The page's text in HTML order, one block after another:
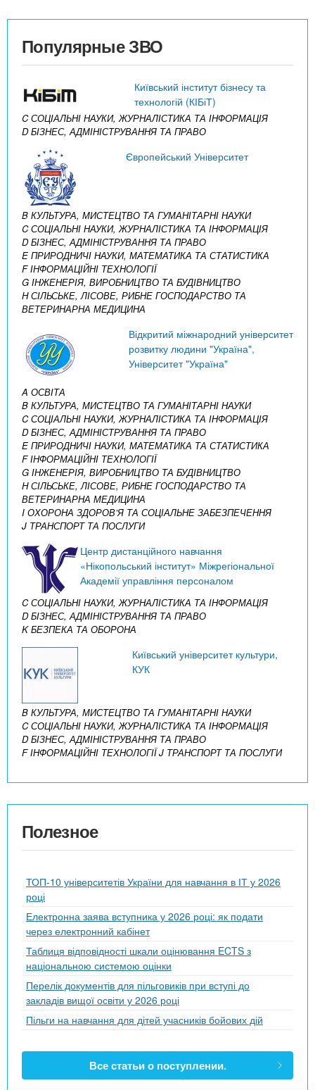
Популярные ЗВО
Київський інститут бізнесу та
технологій (КІБіТ)
C СОЦІАЛЬНІ НАУКИ, ЖУРНАЛІСТИКА ТА ІНФОРМАЦІЯ
D БІЗНЕС, АДМІНІСТРУВАННЯ ТА ПРАВО
Європейський Університет
B КУЛЬТУРА, МИСТЕЦТВО ТА ГУМАНІТАРНІ НАУКИ
C СОЦІАЛЬНІ НАУКИ, ЖУРНАЛІСТИКА ТА ІНФОРМАЦІЯ
D БІЗНЕС, АДМІНІСТРУВАННЯ ТА ПРАВО
E ПРИРОДНИЧІ НАУКИ, МАТЕМАТИКА ТА СТАТИСТИКА
F ІНФОРМАЦІЙНІ ТЕХНОЛОГІЇ
G ІНЖЕНЕРІЯ, ВИРОБНИЦТВО ТА БУДІВНИЦТВО
H СІЛЬСЬКЕ, ЛІСОВЕ, РИБНЕ ГОСПОДАРСТВО ТА
ВЕТЕРИНАРНА МЕДИЦИНА
Відкритий міжнародний університет
розвитку людини "Україна",
Університет "Україна"
A ОСВІТА
B КУЛЬТУРА, МИСТЕЦТВО ТА ГУМАНІТАРНІ НАУКИ
C СОЦІАЛЬНІ НАУКИ, ЖУРНАЛІСТИКА ТА ІНФОРМАЦІЯ
D БІЗНЕС, АДМІНІСТРУВАННЯ ТА ПРАВО
E ПРИРОДНИЧІ НАУКИ, МАТЕМАТИКА ТА СТАТИСТИКА
F ІНФОРМАЦІЙНІ ТЕХНОЛОГІЇ
G ІНЖЕНЕРІЯ, ВИРОБНИЦТВО ТА БУДІВНИЦТВО
H СІЛЬСЬКЕ, ЛІСОВЕ, РИБНЕ ГОСПОДАРСТВО ТА
ВЕТЕРИНАРНА МЕДИЦИНА
I ОХОРОНА ЗДОРОВ’Я ТА СОЦІАЛЬНЕ ЗАБЕЗПЕЧЕННЯ
J ТРАНСПОРТ ТА ПОСЛУГИ
Центр дистанційного навчання
«Нікопольський інститут» Міжрегіональної
Академії управління персоналом
C СОЦІАЛЬНІ НАУКИ, ЖУРНАЛІСТИКА ТА ІНФОРМАЦІЯ
D БІЗНЕС, АДМІНІСТРУВАННЯ ТА ПРАВО
K БЕЗПЕКА ТА ОБОРОНА
Київський університет культури,
КУК
B КУЛЬТУРА, МИСТЕЦТВО ТА ГУМАНІТАРНІ НАУКИ
C СОЦІАЛЬНІ НАУКИ, ЖУРНАЛІСТИКА ТА ІНФОРМАЦІЯ
D БІЗНЕС, АДМІНІСТРУВАННЯ ТА ПРАВО
F ІНФОРМАЦІЙНІ ТЕХНОЛОГІЇJ ТРАНСПОРТ ТА ПОСЛУГИ
Полезное
ТОП-10 університетів України для навчання в ІТ у 2026
році
Електронна заява вступника у 2026 році: як подати
через електронний кабінет
Таблиця відповідності шкали оцінювання ECTS з
національною системою оцінки
Перелік документів для пільговиків при вступі до
закладів вищої освіти у 2026 році
Пільги на навчання для дітей учасників бойових дій
Все статьи о поступлении.